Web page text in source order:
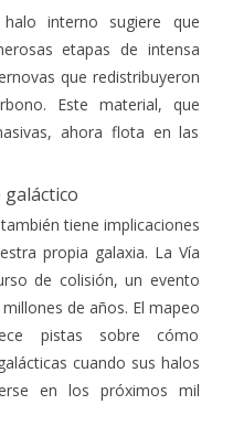
interno sugiere que
etapas de intensa
que redistribuyeron
Este material, que
ahora flota en las
tiene implicaciones
propia galaxia. La Vía
de colisión, un evento
de años. El mapeo
pistas sobre cómo
cuando sus halos
en los próximos mil